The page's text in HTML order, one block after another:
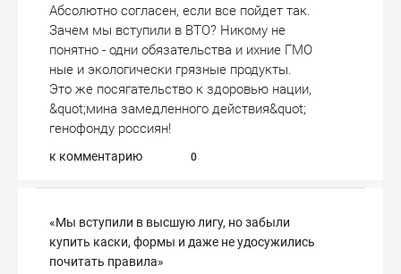
Абсолютно согласен, если все пойдет так.
Зачем мы вступили в ВТО? Никому не
понятно - одни обязательства и ихние ГМО
ные и экологически грязные продукты.
Это же посягательство к здоровью нации,
&quot;мина замедленного действия&quot;
генофонду россиян!
к комментарию 0
«Мы вступили в высшую лигу, но забыли
купить каски, формы и даже не удосужились
почитать правила»